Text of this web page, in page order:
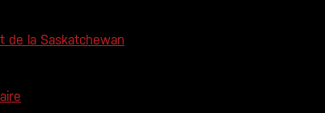
de la Saskatchewan